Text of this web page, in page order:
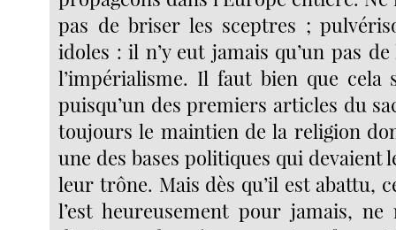
pas de briser les sceptres ;
idoles : il n’y eut jamais qu’un pas
l’impérialisme. Il faut bien que cela
puisqu’un des premiers articles du
toujours le maintien de la religion
une des bases politiques qui devaient
leur trône. Mais dès qu’il est abattu,
l’est heureusement pour jamais,